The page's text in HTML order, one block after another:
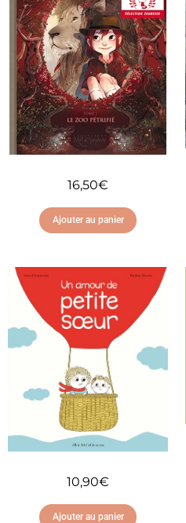
16,50€
Ajouter au panier
Ajouter à ma liste
d'envies
10,90€
Ajouter au panier